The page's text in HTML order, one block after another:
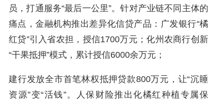
员，打通服务“最后一公里”。针对产业链不同主体的
痛点，金融机构推出差异化信贷产品：广发银行“橘
红贷”引入省农担，授信1700万元；化州农商行创新
“干果抵押”模式，累计授信6000余万元；
建行发放全市首笔林权抵押贷款800万元，让“沉睡
资源”变“活钱”。人保财险推出化橘红种植专属保